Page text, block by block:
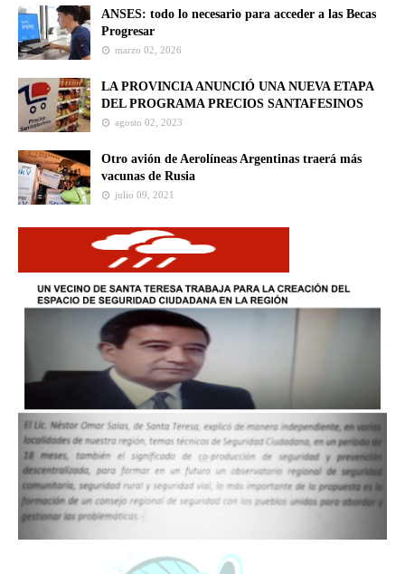
ANSES: todo lo necesario para acceder a las Becas
Progresar
marzo 02, 2026
LA PROVINCIA ANUNCIÓ UNA NUEVA ETAPA
DEL PROGRAMA PRECIOS SANTAFESINOS
agosto 02, 2023
Otro avión de Aerolíneas Argentinas traerá más
vacunas de Rusia
julio 09, 2021